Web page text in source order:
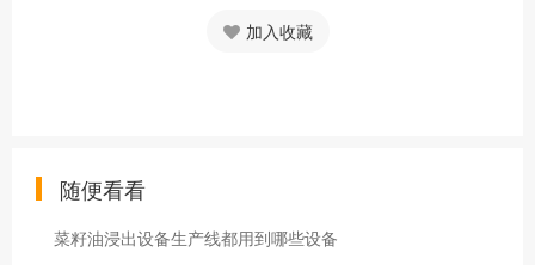
加入收藏
随便看看
菜籽油浸出设备生产线都用到哪些设备